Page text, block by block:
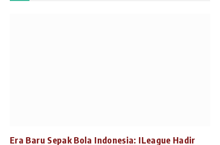
Era Baru Sepak Bola Indonesia: ILeague Hadir